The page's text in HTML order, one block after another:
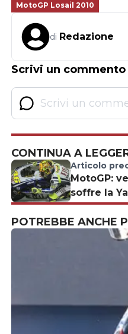
MotoGP Losail 2010
di Redazione
Scrivi un commento
CONTINUA A
Articolo
MotoGP:
soffre la
POTREBBE ANCHE